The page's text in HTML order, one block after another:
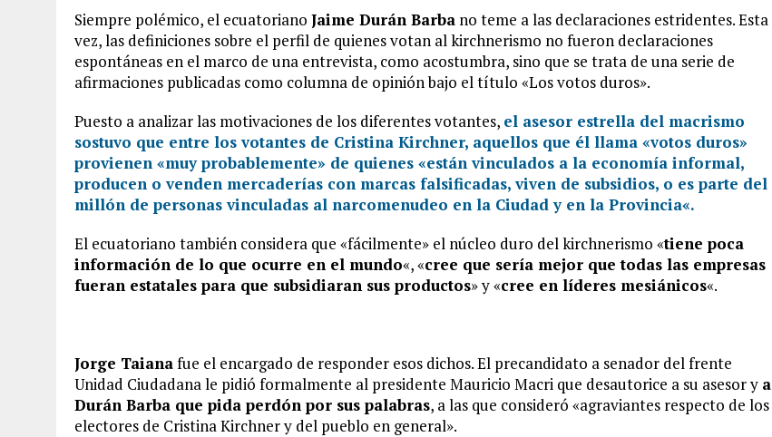
Siempre polémico, el ecuatoriano Jaime Durán Barba no teme a las declaraciones estridentes. Esta
vez, las definiciones sobre el perfil de quienes votan al kirchnerismo no fueron declaraciones
espontáneas en el marco de una entrevista, como acostumbra, sino que se trata de una serie de
afirmaciones publicadas como columna de opinión bajo el título «Los votos duros».
Puesto a analizar las motivaciones de los diferentes votantes, el asesor estrella del macrismo
sostuvo que entre los votantes de Cristina Kirchner, aquellos que él llama «votos duros»
provienen «muy probablemente» de quienes «están vinculados a la economía informal,
producen o venden mercaderías con marcas falsificadas, viven de subsidios, o es parte del
millón de personas vinculadas al narcomenudeo en la Ciudad y en la Provincia«.
El ecuatoriano también considera que «fácilmente» el núcleo duro del kirchnerismo «tiene poca
información de lo que ocurre en el mundo«, «cree que sería mejor que todas las empresas
fueran estatales para que subsidiaran sus productos» y «cree en líderes mesiánicos«.
Jorge Taianafue el encargado de responder esos dichos. El precandidato a senador del frente
Unidad Ciudadana le pidió formalmente al presidente Mauricio Macri que desautorice a su asesor y a
Durán Barba que pida perdón por sus palabras, a las que consideró «agraviantes respecto de los
electores de Cristina Kirchner y del pueblo en general».